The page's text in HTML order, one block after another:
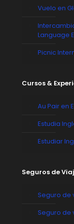
Vuelo en
Language
Picnic
Cursos &
Au Pair en
Estudia
Estudiar
Seguros de
Seguro de
Seguro de